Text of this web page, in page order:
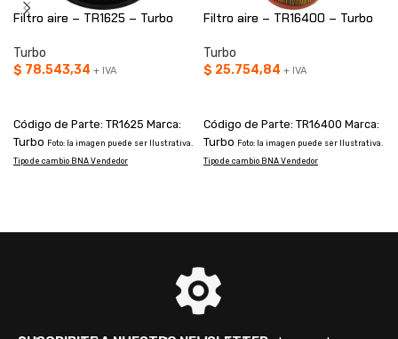
Filtro aire – TR1625 – Turbo
Turbo
$ 78.543,34 + IVA
Código de Parte: TR1625 Marca:
Turbo Foto: la imagen puede ser Ilustrativa.
Tipo de cambio BNA Vendedor
Filtro aire – TR16400 – Turbo
Turbo
$ 25.754,84 + IVA
Código de Parte: TR16400 Marca:
Turbo Foto: la imagen puede ser Ilustrativa.
Tipo de cambio BNA Vendedor